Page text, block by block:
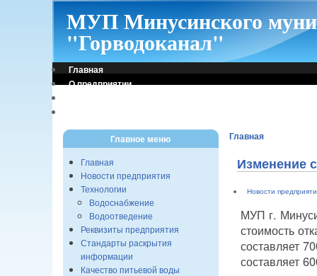
МУП Минусинского
"Горводоканал"
Главная
О предприятии
Главное меню
Главная
Новости предприятия
Технологии
Водоснабжение
Водоотведение
Реквизиты предприятия
Стандарты раскрытия
информации
Качество питьевой воды
Главная
Изменение
Новости
МУП г.
стоимость
составляет
составляет